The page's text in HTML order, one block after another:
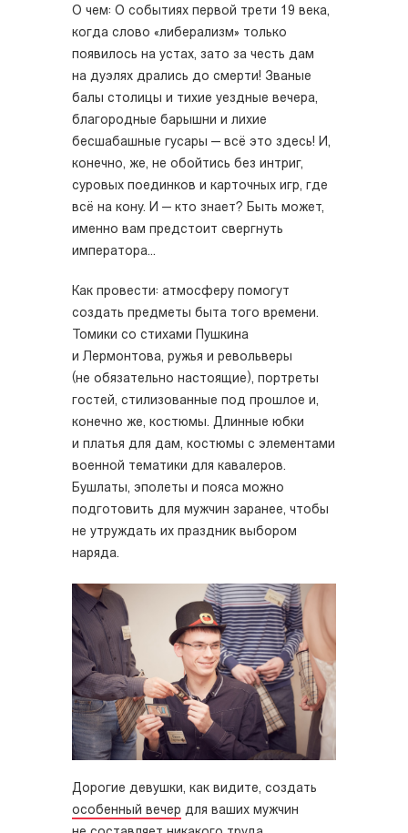
О чем: О событиях первой трети 19 века,
когда слово «либерализм» только
появилось на устах, зато за честь дам
на дуэлях дрались до смерти! Званые
балы столицы и тихие уездные вечера,
благородные барышни и лихие
бесшабашные гусары — всё это здесь! И,
конечно, же, не обойтись без интриг,
суровых поединков и карточных игр, где
всё на кону. И — кто знает? Быть может,
именно вам предстоит свергнуть
императора...
Как провести: атмосферу помогут
создать предметы быта того времени.
Томики со стихами Пушкина
и Лермонтова, ружья и револьверы
(не обязательно настоящие), портреты
гостей, стилизованные под прошлое и,
конечно же, костюмы. Длинные юбки
и платья для дам, костюмы с элементами
военной тематики для кавалеров.
Бушлаты, эполеты и пояса можно
подготовить для мужчин заранее, чтобы
не утруждать их праздник выбором
наряда.
Дорогие девушки, как видите, создать
особенный вечер для ваших мужчин